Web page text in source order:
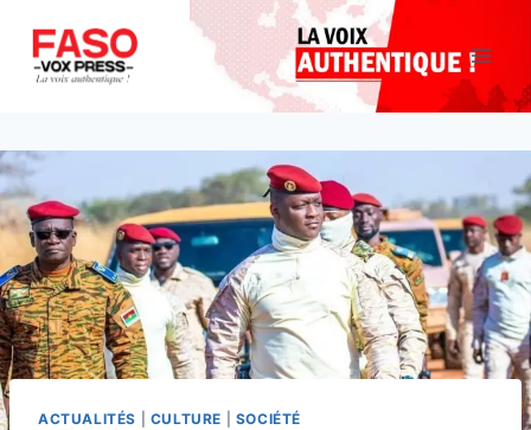
contenu
ACTUALITÉS CULTURE SOCIÉTÉ